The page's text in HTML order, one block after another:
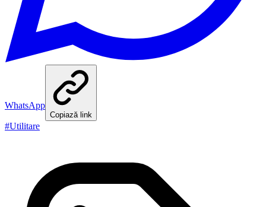
WhatsApp
Copiază link
#Utilitare